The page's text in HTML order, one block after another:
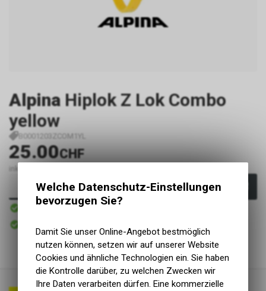
Alpina Hiplok Z Lok Combo
yellow
B0001203ZCOM1YL
25.00CHF
inkl. MwSt., zzgl.
In den Warenkorb
Sofort verfügbar
Abholung Lüscher Motor- & Bike World
Welche Datenschutz-Einstellungen
bevorzugen Sie?
Damit Sie unser Online-Angebot bestmöglich
nutzen können, setzen wir auf unserer Website
Cookies und ähnliche Technologien ein. Sie haben
die Kontrolle darüber, zu welchen Zwecken wir
Ihre Daten verarbeiten dürfen. Eine kommerzielle